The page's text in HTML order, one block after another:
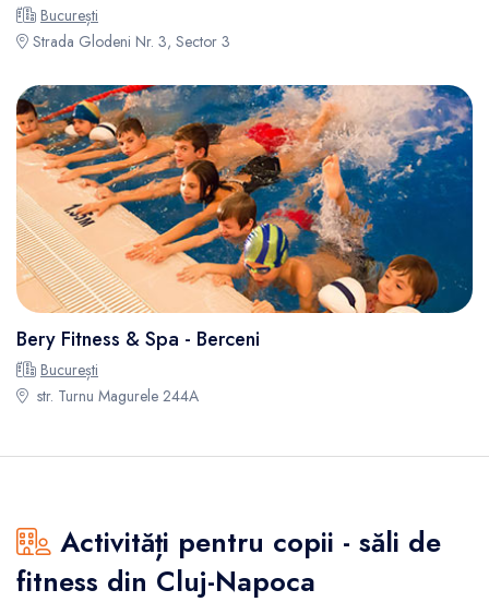
București
Strada Glodeni Nr. 3, Sector 3
Bery Fitness & Spa - Berceni
București
str. Turnu Magurele 244A
Activități pentru copii - săli de
fitness din Cluj-Napoca